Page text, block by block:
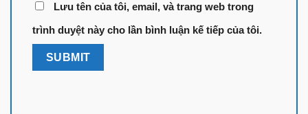
Lưu tên của tôi, email, và trang web trong
trình duyệt này cho lần bình luận kế tiếp của tôi.